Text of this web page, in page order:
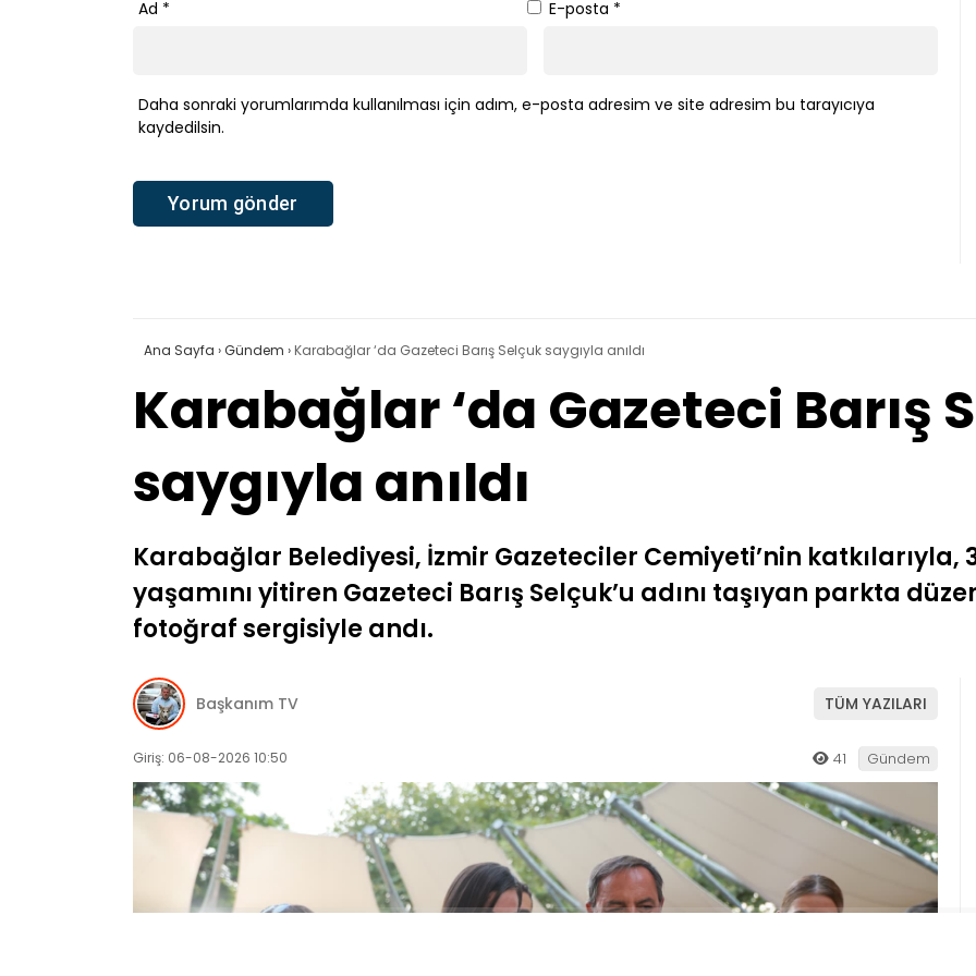
Ad * E-posta *
Daha sonraki yorumlarımda kullanılması için adım, e-posta adresim ve site adresim bu tarayıcıya
kaydedilsin.
Ana Sayfa ›Gündem › Karabağlar ‘da Gazeteci Barış Selçuk saygıyla anıldı
Karabağlar ‘da Gazeteci Barış
saygıyla anıldı
Karabağlar Belediyesi, İzmir Gazeteciler Cemiyeti’nin katkılarıyla,
yaşamını yitiren Gazeteci Barış Selçuk’u adını taşıyan parkta
fotoğraf sergisiyle andı.
Başkanım TV TÜM YAZILARI
Giriş: 06-08-2026 10:50 41 Gündem